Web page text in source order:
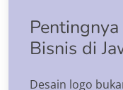
Bisnis di
Desain logo